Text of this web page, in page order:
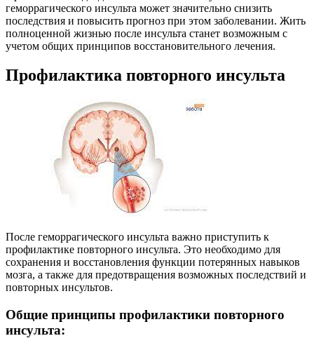
геморрагического инсульта может значительно снизить
последствия и повысить прогноз при этом заболевании. Жить
полноценной жизнью после инсульта станет возможным с
учетом общих принципов восстановительного лечения.
Профилактика повторного инсульта
После геморрагического инсульта важно приступить к
профилактике повторного инсульта. Это необходимо для
сохранения и восстановления функции потерянных навыков
мозга, а также для предотвращения возможных последствий и
повторных инсультов.
Общие принципы профилактики повторного
инсульта: